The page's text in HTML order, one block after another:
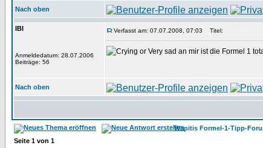
Nach oben
IBI
Anmeldedatum: 28.07.2006
Beiträge: 56
Verfasst am: 07.07.2008, 07:03 Titel:
an mir ist die Formel 1
Nach oben
Wapitis Formel-1-Tipp-
Seite 1 von 1